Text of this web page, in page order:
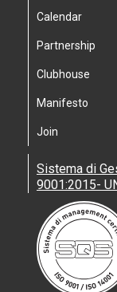
Calendar
Partnership
Clubhouse
Manifesto
Join
Sistema di
9001:2015-